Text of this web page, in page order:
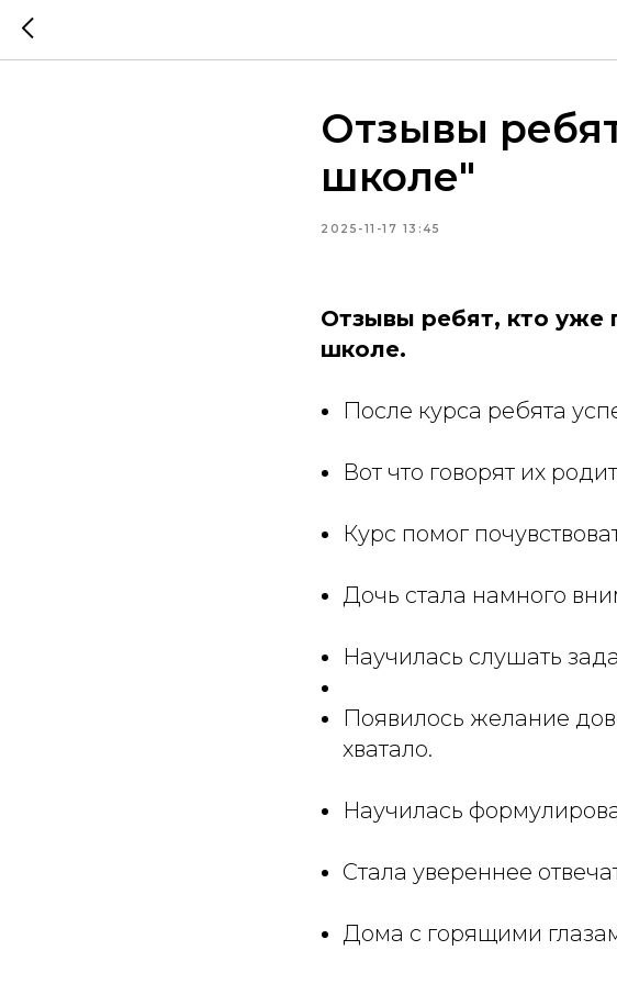
Отзывы
школе"
2025-11-17 13:45
Отзывы ребят, кто уже
школе.
После курса ребята
Вот что говорят их
Курс помог
Дочь стала намного
Научилась слушать
Появилось желание
хватало.
Научилась
Стала увереннее
Дома с горящими